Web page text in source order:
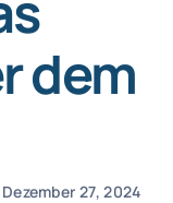
dem
Dezember 27, 2024